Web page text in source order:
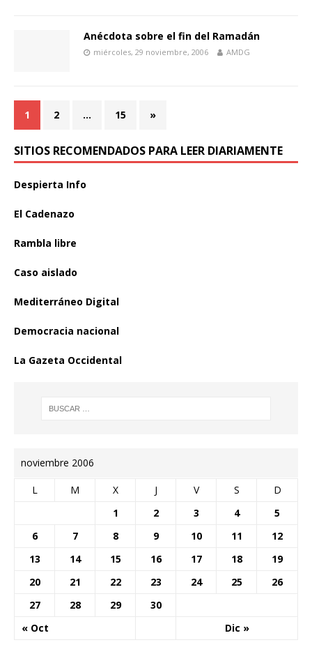
Anécdota sobre el fin del Ramadán
miércoles, 29 noviembre, 2006 AMDG
1 2 … 15 »
SITIOS RECOMENDADOS PARA LEER DIARIAMENTE
Despierta Info
El Cadenazo
Rambla libre
Caso aislado
Mediterráneo Digital
Democracia nacional
La Gazeta Occidental
noviembre 2006
L M X J V S D
« Oct Dic »
1 2 3 4
5
6
7 8 9 10 11
12
13
14 15 16 17 18
19
20
21 22 23 24 25
26
27
28 29 30